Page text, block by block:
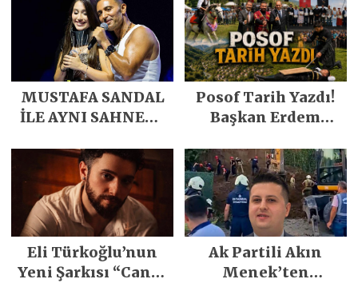
MUSTAFA SANDAL
İLE AYNI SAHNEDE
Posof Tarih Yazdı!
Başkan Erdem
Emeğiyle Son
Yılların En Büyük
Festivali
Gerçekleşti
Eli Türkoğlu’nun
Yeni Şarkısı “Canın
Ak Partili Akın
Menek’ten